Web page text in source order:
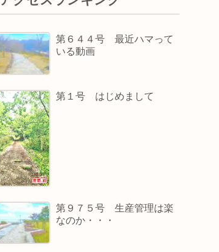
第６４４号 最近ハマって
いる動画
第１号 はじめまして
第９７５号 生産管理は楽
なのか・・・